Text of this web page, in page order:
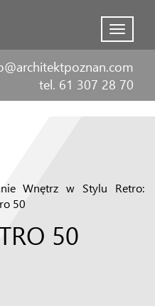
Menu
tel. 61 307 28 70
Wnętrz w Stylu Retro:
50
50